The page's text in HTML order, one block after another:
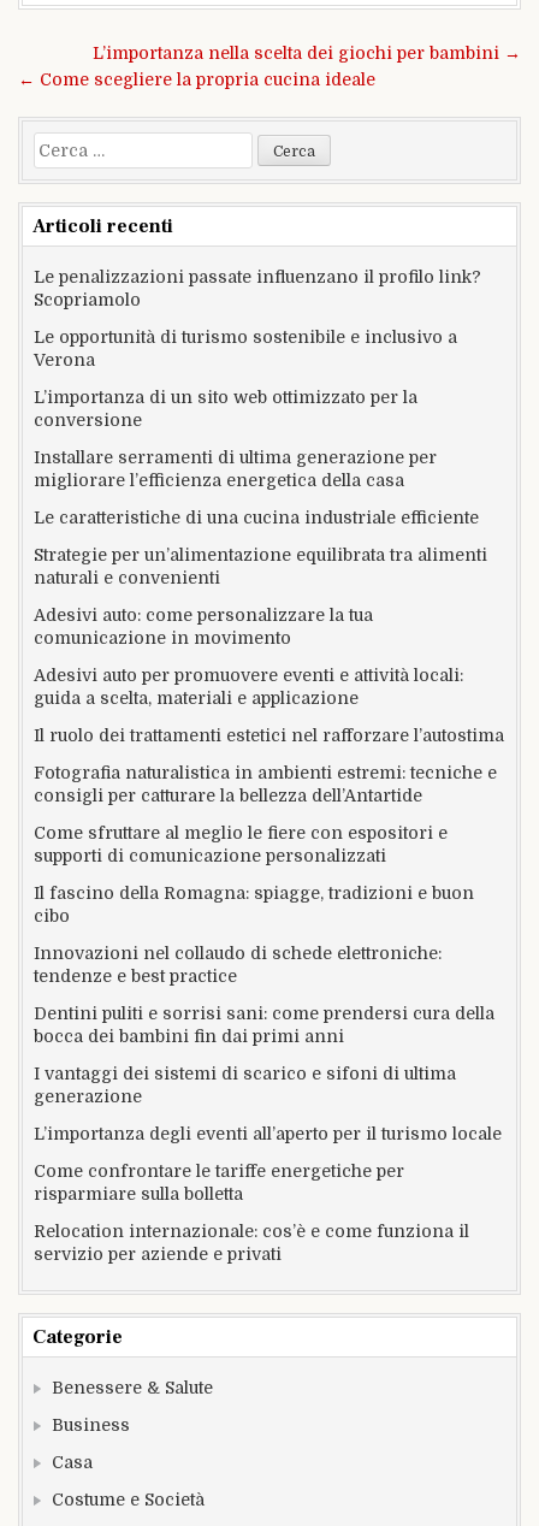
Navigazione
articoli
L’importanza nella scelta dei giochi per bambini →
← Come scegliere la propria cucina ideale
Ricerca
per:
Articoli recenti
Le penalizzazioni passate influenzano il profilo link?
Scopriamolo
Le opportunità di turismo sostenibile e inclusivo a
Verona
L’importanza di un sito web ottimizzato per la
conversione
Installare serramenti di ultima generazione per
migliorare l’efficienza energetica della casa
Le caratteristiche di una cucina industriale efficiente
Strategie per un’alimentazione equilibrata tra alimenti
naturali e convenienti
Adesivi auto: come personalizzare la tua
comunicazione in movimento
Adesivi auto per promuovere eventi e attività locali:
guida a scelta, materiali e applicazione
Il ruolo dei trattamenti estetici nel rafforzare l’autostima
Fotografia naturalistica in ambienti estremi: tecniche e
consigli per catturare la bellezza dell’Antartide
Come sfruttare al meglio le fiere con espositori e
supporti di comunicazione personalizzati
Il fascino della Romagna: spiagge, tradizioni e buon
cibo
Innovazioni nel collaudo di schede elettroniche:
tendenze e best practice
Dentini puliti e sorrisi sani: come prendersi cura della
bocca dei bambini fin dai primi anni
I vantaggi dei sistemi di scarico e sifoni di ultima
generazione
L’importanza degli eventi all’aperto per il turismo locale
Come confrontare le tariffe energetiche per
risparmiare sulla bolletta
Relocation internazionale: cos’è e come funziona il
servizio per aziende e privati
Categorie
Benessere & Salute
Business
Casa
Costume e Società